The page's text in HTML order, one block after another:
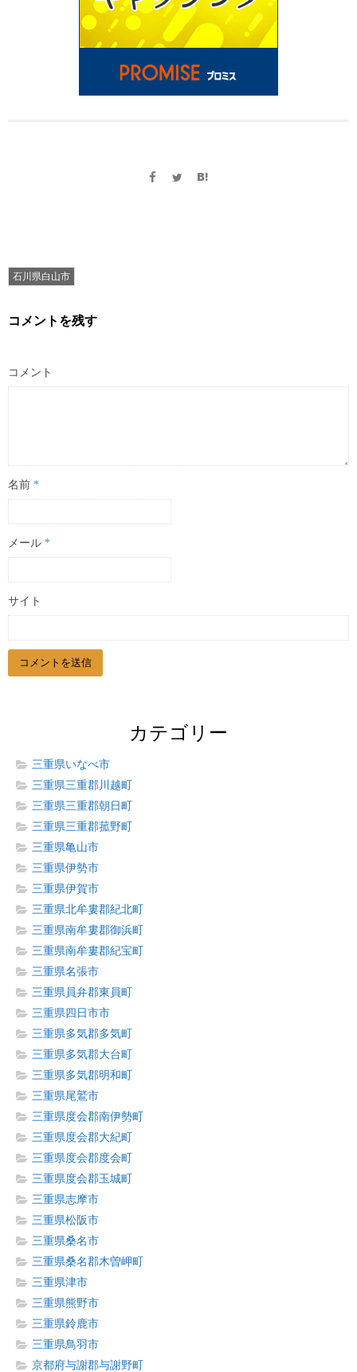
石川県白山市
コメントを残す
コメント
名前 *
メール *
サイト
カテゴリー
三重県いなべ市
三重県三重郡川越町
三重県三重郡朝日町
三重県三重郡菰野町
三重県亀山市
三重県伊勢市
三重県伊賀市
三重県北牟婁郡紀北町
三重県南牟婁郡御浜町
三重県南牟婁郡紀宝町
三重県名張市
三重県員弁郡東員町
三重県四日市市
三重県多気郡多気町
三重県多気郡大台町
三重県多気郡明和町
三重県尾鷲市
三重県度会郡南伊勢町
三重県度会郡大紀町
三重県度会郡度会町
三重県度会郡玉城町
三重県志摩市
三重県松阪市
三重県桑名市
三重県桑名郡木曽岬町
三重県津市
三重県熊野市
三重県鈴鹿市
三重県鳥羽市
京都府与謝郡与謝野町